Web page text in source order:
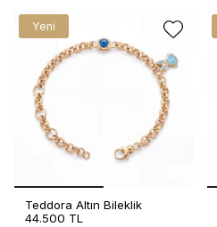
Yeni
Teddora Altın Bileklik
44.500 TL